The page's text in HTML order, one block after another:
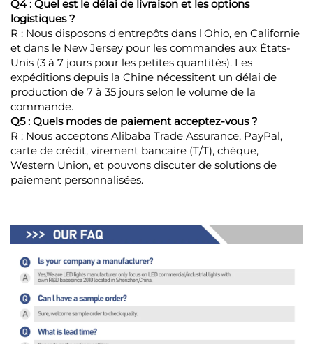
Q4 : Quel est le délai de livraison et les options
logistiques ?
R : Nous disposons d'entrepôts dans l'Ohio, en Californie
et dans le New Jersey pour les commandes aux États-
Unis (3 à 7 jours pour les petites quantités). Les
expéditions depuis la Chine nécessitent un délai de
production de 7 à 35 jours selon le volume de la
commande.
Q5 : Quels modes de paiement acceptez-vous ?
R : Nous acceptons Alibaba Trade Assurance, PayPal,
carte de crédit, virement bancaire (T/T), chèque,
Western Union, et pouvons discuter de solutions de
paiement personnalisées.